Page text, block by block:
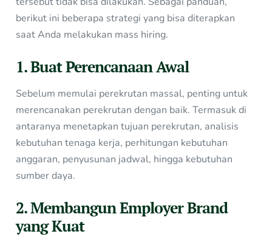
berikut ini beberapa strategi yang bisa diterapkan
saat Anda melakukan mass hiring.
1. Buat Perencanaan Awal
Sebelum memulai perekrutan massal, penting untuk
merencanakan perekrutan dengan baik. Termasuk di
antaranya menetapkan tujuan perekrutan, analisis
kebutuhan tenaga kerja, perhitungan kebutuhan
anggaran, penyusunan jadwal, hingga kebutuhan
sumber daya.
2. Membangun Employer Brand
yang Kuat